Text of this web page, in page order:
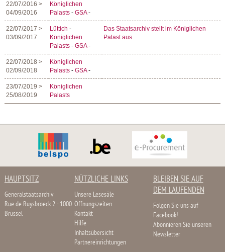
22/07/2016 >
04/09/2016
Königlichen
Palasts-GSA-
22/07/2017 >
03/09/2017
Lüttich -
Königlichen
Palasts-GSA-
Das Staatsarchiv stellt im Königlichen
Palast aus
22/07/2018 >
02/09/2018
Königlichen
Palasts-GSA-
23/07/2019 >
25/08/2019
Königlichen
Palasts
HAUPTSITZ
Generalstaatsarchiv
Rue de Ruysbroeck 2 - 1000
Brüssel
NÜTZLICHE LINKS
Unsere Lesesäle
Öffnungszeiten
Kontakt
Hilfe
Inhaltsübersicht
Partnereinrichtungen
BLEIBEN SIE AUF
DEM LAUFENDEN
Folgen Sie uns auf
Facebook!
Abonnieren Sie unseren
Newsletter